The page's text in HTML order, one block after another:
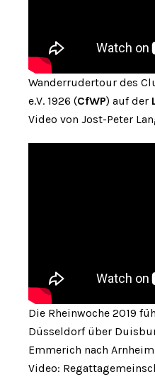
Wanderrudertour des
e.V. 1926 (CfWP) auf der
Video von Jost-Peter
Die Rheinwoche 2019
Düsseldorf über
Emmerich nach
Video: